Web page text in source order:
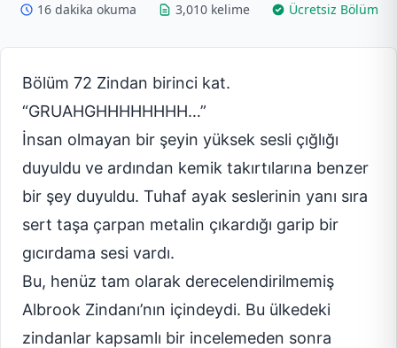
16 dakika okuma 3,010 kelime Ücretsiz Bölüm
Bölüm 72 Zindan birinci kat.
“GRUAHGHHHHHHHH…”
İnsan olmayan bir şeyin yüksek sesli çığlığı
duyuldu ve ardından kemik takırtılarına benzer
bir şey duyuldu. Tuhaf ayak seslerinin yanı sıra
sert taşa çarpan metalin çıkardığı garip bir
gıcırdama sesi vardı.
Bu, henüz tam olarak derecelendirilmemiş
Albrook Zindanı’nın içindeydi. Bu ülkedeki
zindanlar kapsamlı bir incelemeden sonra